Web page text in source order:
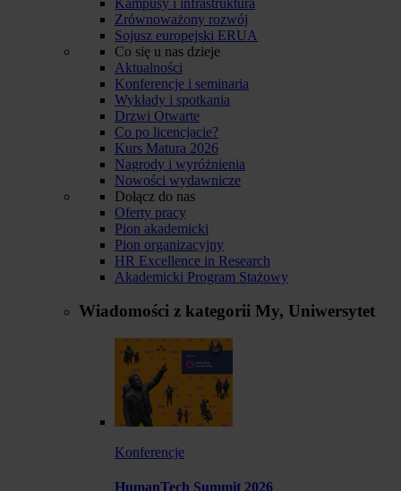
Zrównoważony rozwój
Sojusz europejski ERUA
Co się u nas dzieje
Aktualności
Konferencje i seminaria
Wykłady i spotkania
Drzwi Otwarte
Co po licencjacie?
Kurs Matura 2026
Nagrody i wyróżnienia
Nowości wydawnicze
Dołącz do nas
Oferty pracy
Pion akademicki
Pion organizacyjny
HR Excellence in Research
Akademicki Program Stażowy
Wiadomości z kategorii My, Uniwersytet
Konferencje
HumanTech Summit 2026